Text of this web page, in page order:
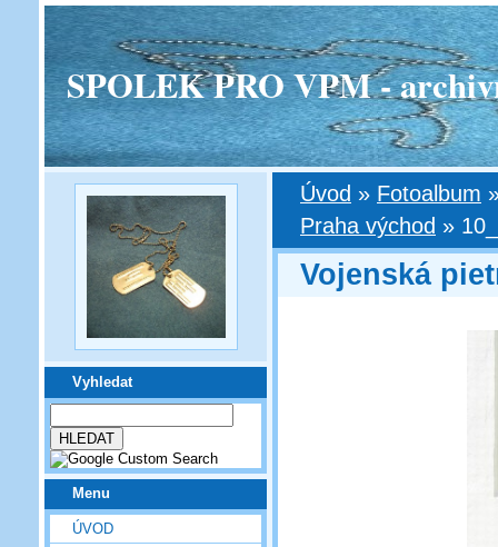
SPOLEK PRO VPM -
Vyhledat
Menu
ÚVOD
Úvod » Fotoalbum
Praha východ »
Vojenská